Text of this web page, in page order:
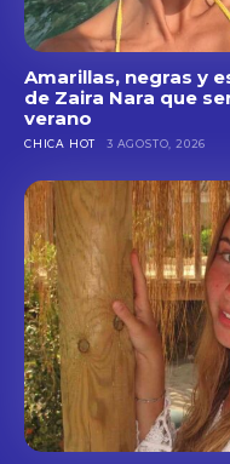
Amarillas, negras y
de Zaira Nara que
verano
CHICA HOT 3 AGOSTO, 2026